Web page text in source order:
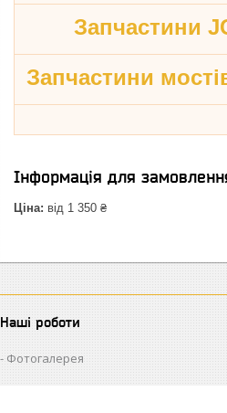
Запчастини
Запчастини
Інформація для
Ціна: від 1 350 ₴
Наші роботи
Фотогалерея